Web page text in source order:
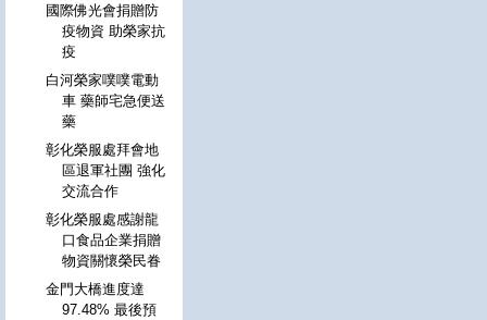
國際佛光會捐贈防
疫物資 助榮家抗
疫
白河榮家噗噗電動
車 藥師宅急便送
藥
彰化榮服處拜會地
區退軍社團 強化
交流合作
彰化榮服處感謝龍
口食品企業捐贈
物資關懷榮民眷
金門大橋進度達
97.48% 最後預